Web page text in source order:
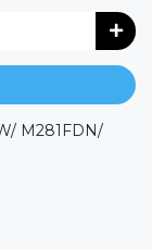
M281FDN/